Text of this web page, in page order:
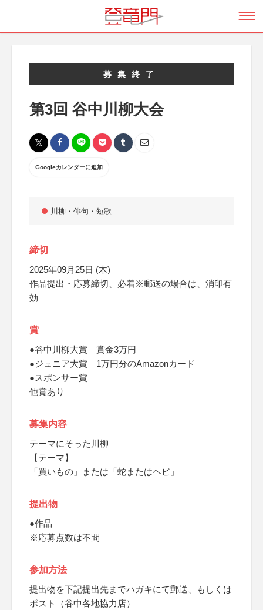
募集終了
第3回 谷中川柳大会
Googleカレンダーに追加
川柳・俳句・短歌
締切
2025年09月25日 (木)
作品提出・応募締切、必着※郵送の場合は、消印有
効
賞
●谷中川柳大賞 賞金3万円
●ジュニア大賞 1万円分のAmazonカード
●スポンサー賞
他賞あり
募集内容
テーマにそった川柳
【テーマ】
「買いもの」または「蛇またはヘビ」
提出物
●作品
※応募点数は不問
参加方法
提出物を下記提出先までハガキにて郵送、もしくは
ポスト（谷中各地協力店）